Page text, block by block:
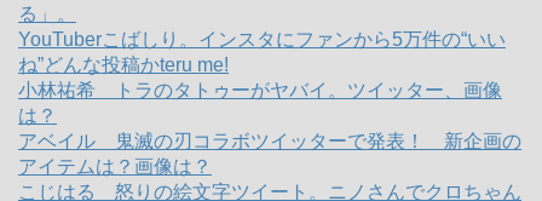
る」。
YouTuberこばしり。インスタにファンから5万件の“いい
ね”どんな投稿かteru me!
小林祐希 トラのタトゥーがヤバイ。ツイッター、画像
は？
アベイル 鬼滅の刃コラボツイッターで発表！ 新企画の
アイテムは？画像は？
こじはる 怒りの絵文字ツイート。ニノさんでクロちゃん